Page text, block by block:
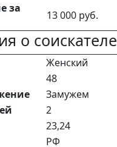
за
13 000 руб.
о соискателе
Женский
48
Замужем
2
23,24
РФ